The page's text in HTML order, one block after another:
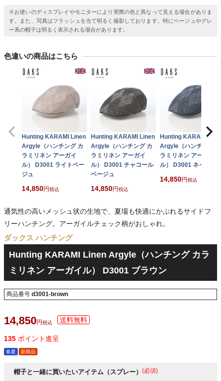
※お使いのディスプレイやモニターにより実際の色と異なって見える場合がありま
す。また、写真はフラッシュを当て明るく撮影しております。特にベージュやグレ
ー系の帽子は明るく表示される場合があります。
色違いの商品はこちら
Hunting KARAMI Linen
Argyle（ハンチング カ
ラミリネン アーガイ
ル） D3001 ライトベー
ジュ
14,850 税込
Hunting KARAMI Linen
Argyle（ハンチング カ
ラミリネン アーガイ
ル） D3001 チャコール
ベージュ
14,850 税込
Hunting KARAMI
Argyle（ハンチング カ
ラミリネン アーガイ
ル） D3001 ネイビー
14,850 税込
通気性の高いメッシュ状の生地で、夏場も快適にかぶれるサイドフ
リーハンチング。アーガイルチェック柄がおしゃれ。
ダックス ハンチング
Hunting KARAMI Linen Argyle（ハンチング カラ
ミリネン アーガイル） D3001 ブラウン
商品番号 d3001-brown
14,850 税込
135 ポイント進呈
春夏 新商品
帽子と一緒に買いたいアイテム（スプレー） (必須)